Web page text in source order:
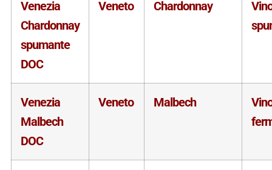
Venezia
Chardonnay
spumante
DOC
Veneto Chardonnay
Venezia
Malbech
DOC
Veneto Malbech